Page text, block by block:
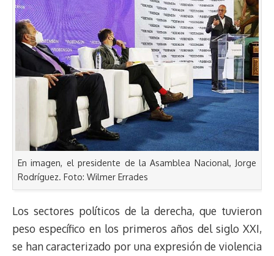
En imagen, el presidente de la Asamblea Nacional, Jorge
Rodríguez. Foto: Wilmer Errades
Los sectores políticos de la derecha, que tuvieron
peso específico en los primeros años del siglo XXI,
se han caracterizado por una expresión de violencia